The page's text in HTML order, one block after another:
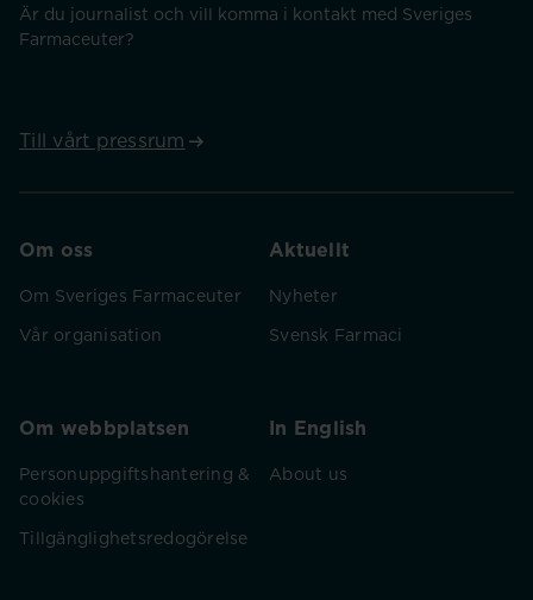
Är du journalist och vill komma i kontakt med Sveriges
Farmaceuter?
Till vårt pressrum
Om oss
Om Sveriges Farmaceuter
Vår organisation
Aktuellt
Nyheter
Svensk Farmaci
Om webbplatsen
Personuppgiftshantering &
cookies
Tillgänglighetsredogörelse
In English
About us